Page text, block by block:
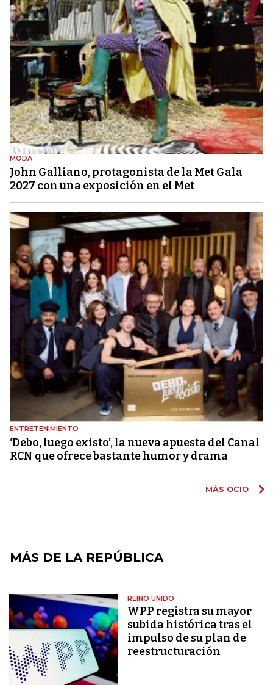
MODA
John Galliano, protagonista de la Met Gala
2027 con una exposición en el Met
ENTRETENIMIENTO
‘Debo, luego existo’, la nueva apuesta del Canal
RCN que ofrece bastante humor y drama
MÁS OCIO
MÁS DE LA REPÚBLICA
REINO UNIDO
WPP registra su mayor
subida histórica tras el
impulso de su plan de
reestructuración